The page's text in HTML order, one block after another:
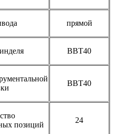
прямой
ВBТ40
ВBТ40
позиций
24